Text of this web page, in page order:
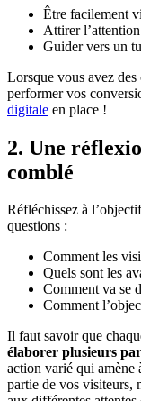
Être facilement
Attirer
Guider vers un
Lorsque vous avez
performer vos
digitale en place !
2. Une
comblé
Réfléchissez à
questions :
Comment les
Quels sont les
Comment va se
Comment
Il faut savoir que
élaborer plusieurs
action varié qui amène
partie de vos visiteurs,